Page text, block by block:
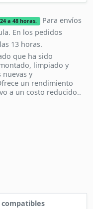
a 48 horas.
Para envíos
En los pedidos
13 horas.
que ha sido
limpiado y
nuevas y
un rendimiento
a un costo reducido..